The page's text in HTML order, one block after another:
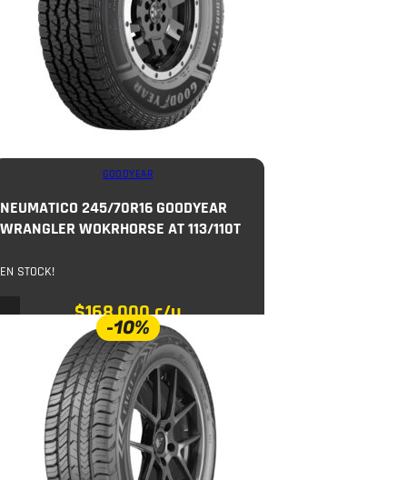
GOODYEAR
NEUMATICO 245/70R16 GOODYEAR
WRANGLER WOKRHORSE AT 113/110T
EN STOCK!
$168.000c/u
COMPRAR
-10%